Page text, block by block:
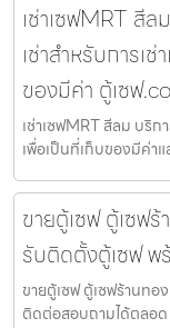
เช่าเซฟMRT สี
เช่าสำหรับการเ
ของมีค่า ตู้เซฟ
เช่าเซฟMRT สีลม บริ
เพื่อเป็นที่เก็บของมีค่า
ขายตู้เซฟ ตู้เซฟ
รับติดตั้งตู้เซฟ พ
ขายตู้เซฟ ตู้เซฟร้านทอ
ติดต่อสอบถามได้ตลอด